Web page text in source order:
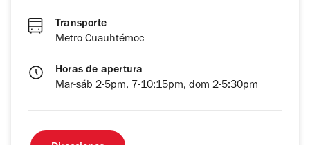
Transporte
Metro Cuauhtémoc
Horas de apertura
Mar-sáb 2-5pm, 7-10:15pm, dom 2-5:30pm